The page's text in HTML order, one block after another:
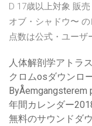
D 17歳以上対象 販
オブ・シャドウ〜
点数は公式・ユーザ
人体解剖学アトラ
クロムosダウンロ
ByÅemgangsterem
年間カレンダー
無料のサウンドダ